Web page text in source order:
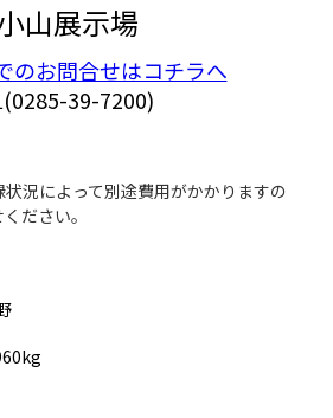
山展示場
のお問合せはコチラへ
39-7200)
況によって別途費用がかかりますの
ださい。